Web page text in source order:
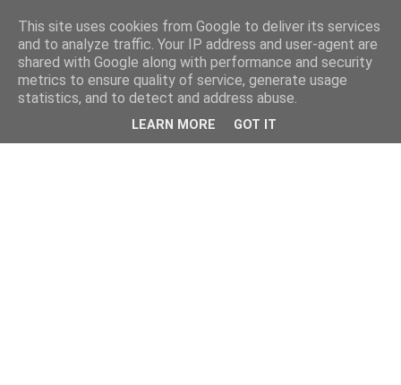
This site uses cookies from Google to deliver its services
and to analyze traffic. Your IP address and user-agent are
shared with Google along with performance and security
metrics to ensure quality of service, generate usage
statistics, and to detect and address abuse.
LEARN MORE GOT IT